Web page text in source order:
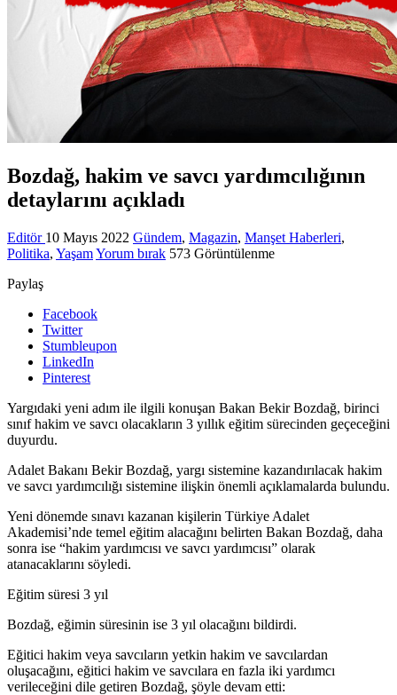
Bozdağ, hakim ve savcı yardımcılığının
detaylarını açıkladı
Editör 10 Mayıs 2022 Gündem, Magazin, Manşet Haberleri,
Politika, YaşamYorum bırak 573 Görüntülenme
Paylaş
Facebook
Twitter
Stumbleupon
LinkedIn
Pinterest
Yargıdaki yeni adım ile ilgili konuşan Bakan Bekir Bozdağ, birinci
sınıf hakim ve savcı olacakların 3 yıllık eğitim sürecinden geçeceğini
duyurdu.
Adalet Bakanı Bekir Bozdağ, yargı sistemine kazandırılacak hakim
ve savcı yardımcılığı sistemine ilişkin önemli açıklamalarda bulundu.
Yeni dönemde sınavı kazanan kişilerin Türkiye Adalet
Akademisi’nde temel eğitim alacağını belirten Bakan Bozdağ, daha
sonra ise “hakim yardımcısı ve savcı yardımcısı” olarak
atanacaklarını söyledi.
Eğitim süresi 3 yıl
Bozdağ, eğimin süresinin ise 3 yıl olacağını bildirdi.
Eğitici hakim veya savcıların yetkin hakim ve savcılardan
oluşacağını, eğitici hakim ve savcılara en fazla iki yardımcı
verileceğini dile getiren Bozdağ, şöyle devam etti: